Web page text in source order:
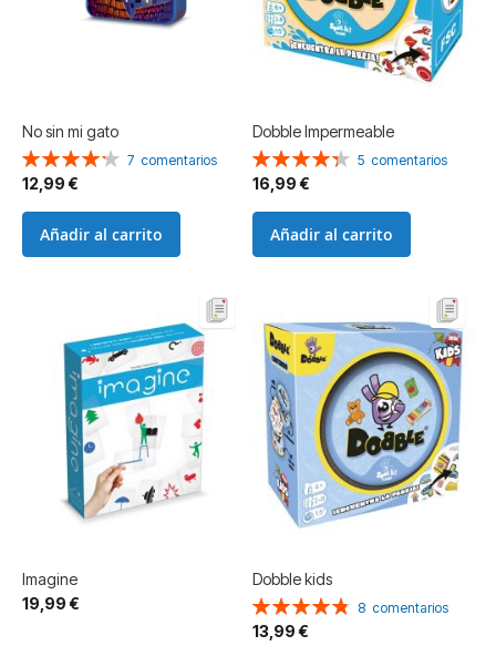
No sin mi gato
Valoración:
85%
7 comentarios
12,99 €
Añadir al carrito
Dobble Impermeable
Valoración:
87%
5 comentarios
16,99 €
Añadir al carrito
Imagine
19,99 €
Dobble kids
Valoración:
97%
8 comentarios
13,99 €